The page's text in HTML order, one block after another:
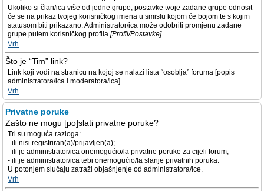
Ukoliko si član/ica više od jedne grupe, postavke tvoje zadane grupe odnosit
će se na prikaz tvojeg korisničkog imena u smislu kojom će bojom te s kojim
statusom biti prikazano. Administrator/ica može odobriti promjenu zadane
grupe putem korisničkog profila [Profil/Postavke].
Vrh
Što je “Tim” link?
Link koji vodi na stranicu na kojoj se nalazi lista “osoblja” foruma [popis
administratora/ica i moderatora/ica].
Vrh
Privatne poruke
Zašto ne mogu [po]slati privatne poruke?
Tri su moguća razloga:
- ili nisi registriran(a)/prijavljen(a);
- ili je administrator/ica onemogućio/la privatne poruke za cijeli forum;
- ili je administrator/ica tebi onemogućio/la slanje privatnih poruka.
U potonjem slučaju zatraži objašnjenje od administratora/ice.
Vrh